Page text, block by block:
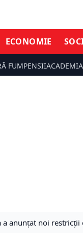
ECONOMIE
FUMPENSII
a anunțat noi